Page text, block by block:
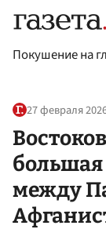
Покушение на
27 февраля
между